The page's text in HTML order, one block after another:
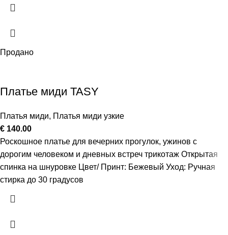
Продано
Платье миди TASY
Платья миди, Платья миди узкие
€ 140.00
Роскошное платье для вечерних прогулок, ужинов с
дорогим человеком и дневных встреч трикотаж Открытая
спинка на шнуровке Цвет/ Принт: Бежевый Уход: Ручная
стирка до 30 градусов